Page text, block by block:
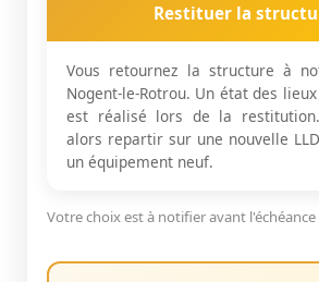
Restituer la
Vous retournez la structure à
Nogent-le-Rotrou. Un état des
est réalisé lors de la restitution.
alors repartir sur une nouvelle
un équipement neuf.
Votre choix est à notifier avant